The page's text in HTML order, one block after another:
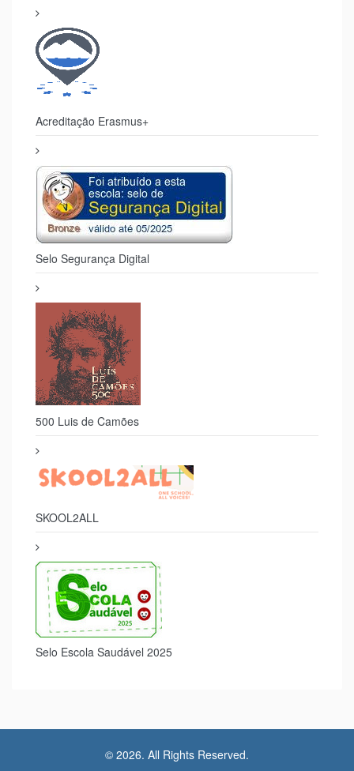
Acreditação Erasmus+
Selo Segurança Digital
500 Luis de Camões
SKOOL2ALL
Selo Escola Saudável 2025
© 2026. All Rights Reserved.